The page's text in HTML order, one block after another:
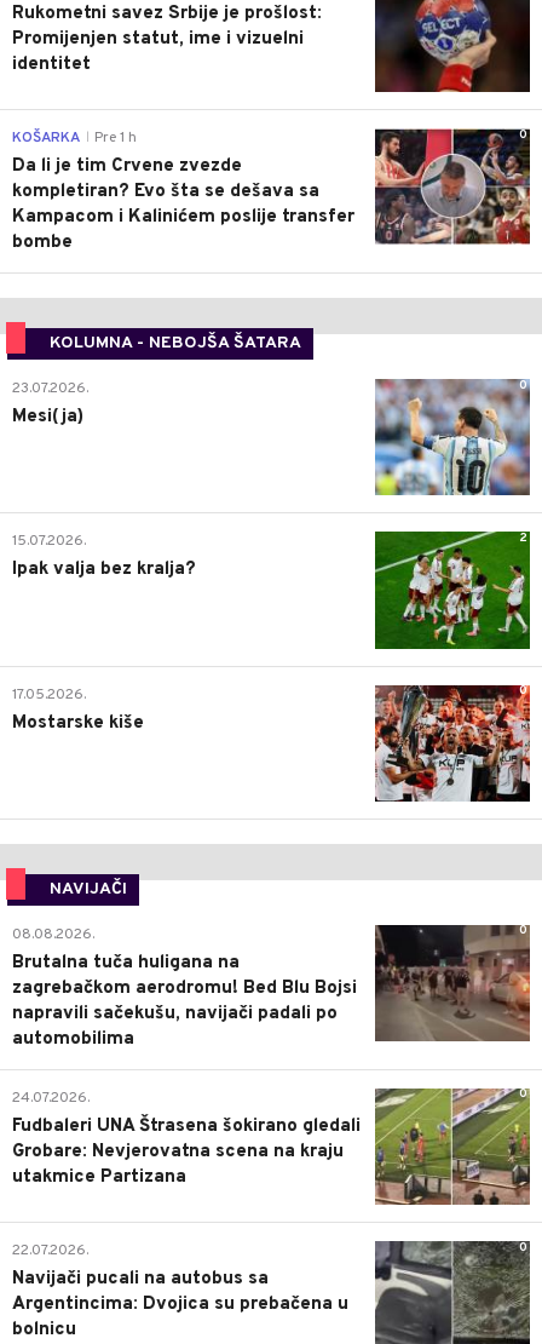
Rukometni savez Srbije je prošlost:
Promijenjen statut, ime i vizuelni
identitet
0
KOŠARKA Pre 1 h
Da li je tim Crvene zvezde
kompletiran? Evo šta se dešava sa
Kampacom i Kalinićem poslije transfer
bombe
KOLUMNA - NEBOJŠA ŠATARA
0
23.07.2026.
Mesi(ja)
2
15.07.2026.
Ipak valja bez kralja?
0
17.05.2026.
Mostarske kiše
NAVIJAČI
0
08.08.2026.
Brutalna tuča huligana na
zagrebačkom aerodromu! Bed Blu Bojsi
napravili sačekušu, navijači padali po
automobilima
0
24.07.2026.
Fudbaleri UNA Štrasena šokirano gledali
Grobare: Nevjerovatna scena na kraju
utakmice Partizana
0
22.07.2026.
Navijači pucali na autobus sa
Argentincima: Dvojica su prebačena u
bolnicu